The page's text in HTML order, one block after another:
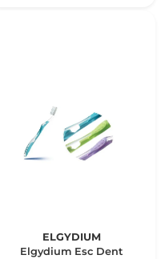
ELGYDIUM
Elgydium Esc Dent